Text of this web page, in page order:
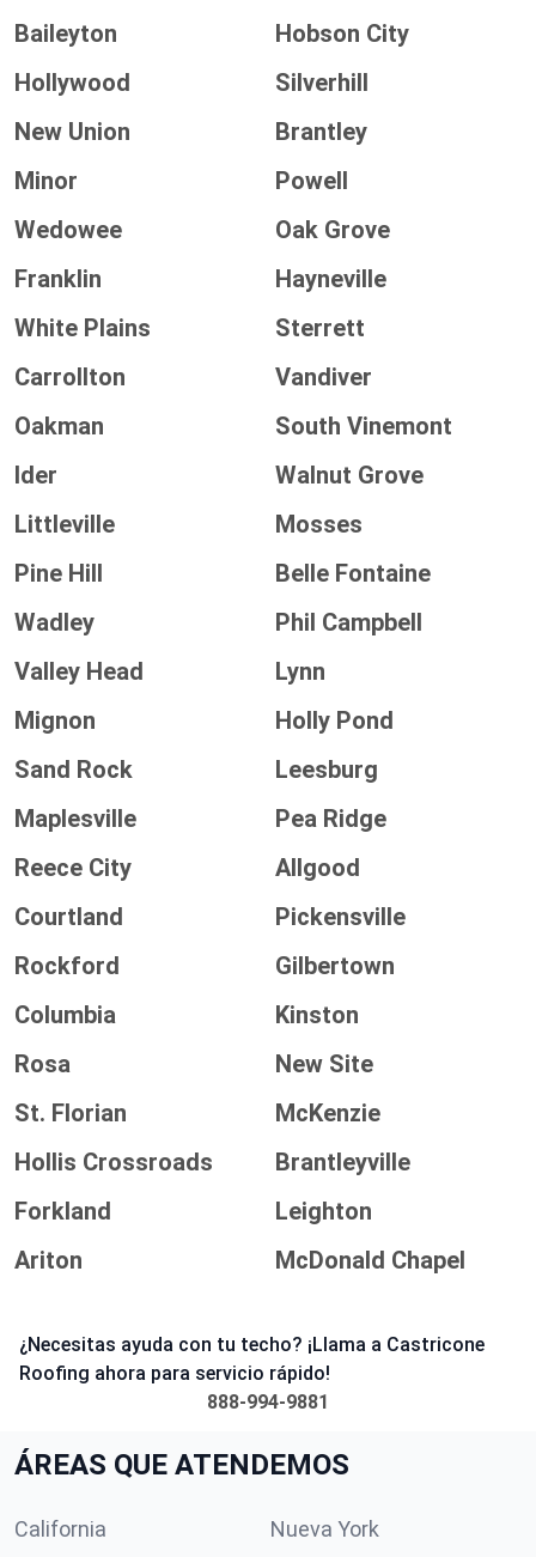
Baileyton
Hobson City
Hollywood
Silverhill
New Union
Brantley
Minor
Powell
Wedowee
Oak Grove
Franklin
Hayneville
White Plains
Sterrett
Carrollton
Vandiver
Oakman
South Vinemont
Ider
Walnut Grove
Littleville
Mosses
Pine Hill
Belle Fontaine
Wadley
Phil Campbell
Valley Head
Lynn
Mignon
Holly Pond
Sand Rock
Leesburg
Maplesville
Pea Ridge
Reece City
Allgood
Courtland
Pickensville
Rockford
Gilbertown
Columbia
Kinston
Rosa
New Site
St. Florian
McKenzie
Hollis Crossroads
Brantleyville
Forkland
Leighton
Ariton
McDonald Chapel
¿Necesitas ayuda con tu techo? ¡Llama a Castricone
Roofing ahora para servicio rápido!
888-994-9881
ÁREAS QUE ATENDEMOS
California Nueva York